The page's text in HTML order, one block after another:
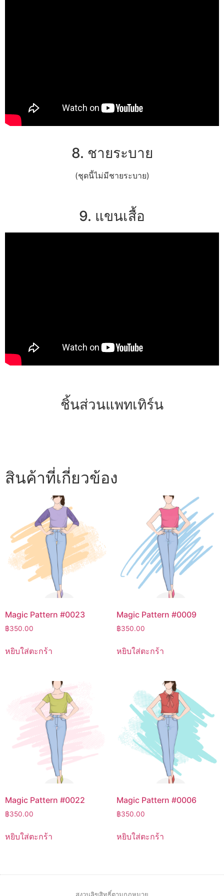
8. ชายระบาย
(ชุดนี้ไม่มีชายระบาย)
9. แขนเสื้อ
ชิ้นส่วนแพทเทิร์น
สินค้าที่เกี่ยวข้อง
Magic Pattern #0023
฿350.00
หยิบใส่ตะกร้า
Magic Pattern #0009
฿350.00
หยิบใส่ตะกร้า
Magic Pattern #0022
฿350.00
หยิบใส่ตะกร้า
Magic Pattern #0006
฿350.00
หยิบใส่ตะกร้า